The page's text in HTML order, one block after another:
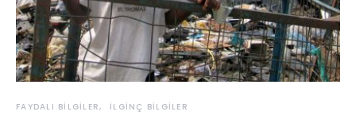
FAYDALI BILGILER İLGINÇ BILGILER